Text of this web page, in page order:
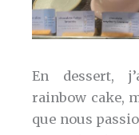
En dessert,
rainbow cake,
que nous